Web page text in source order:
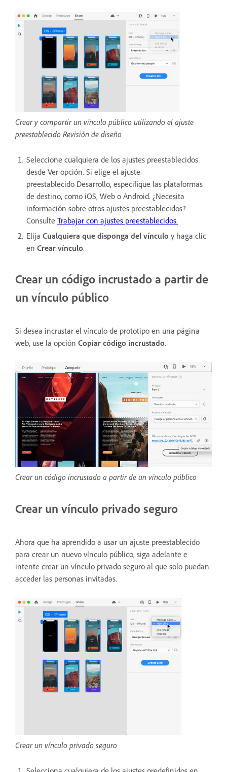
Crear y compartir un vínculo público utilizando el ajuste
preestablecido Revisión de diseño
Seleccione cualquiera de los ajustes preestablecidos
desde Ver opción. Si elige el ajuste
preestablecido Desarrollo, especifique las plataformas
de destino, como iOS, Web o Android. ¿Necesita
información sobre otros ajustes preestablecidos?
Consulte Trabajar con ajustes preestablecidos.
Elija Cualquiera que disponga del vínculo y haga clic
en Crear vínculo.
Crear un código incrustado a partir de
un vínculo público
Si desea incrustar el vínculo de prototipo en una página
web, use la opción Copiar código incrustado.
Crear un código incrustado a partir de un vínculo público
Crear un vínculo privado seguro
Ahora que ha aprendido a usar un ajuste preestablecido
para crear un nuevo vínculo público, siga adelante e
intente crear un vínculo privado seguro al que solo puedan
acceder las personas invitadas.
Crear un vínculo privado seguro